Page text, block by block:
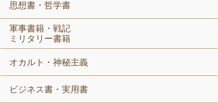
思想書・哲学書
軍事書籍・戦記
ミリタリー書籍
オカルト・神秘主義
ビジネス書・実用書